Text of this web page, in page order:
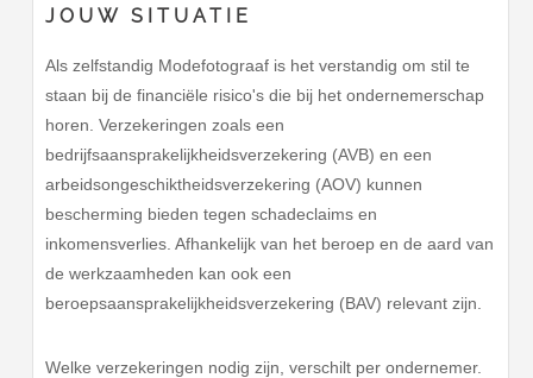
JOUW SITUATIE
Als zelfstandig Modefotograaf is het verstandig om stil te
staan bij de financiële risico's die bij het ondernemerschap
horen. Verzekeringen zoals een
bedrijfsaansprakelijkheidsverzekering (AVB) en een
arbeidsongeschiktheidsverzekering (AOV) kunnen
bescherming bieden tegen schadeclaims en
inkomensverlies. Afhankelijk van het beroep en de aard van
de werkzaamheden kan ook een
beroepsaansprakelijkheidsverzekering (BAV) relevant zijn.
Welke verzekeringen nodig zijn, verschilt per ondernemer.